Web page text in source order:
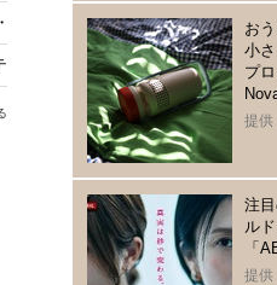
コリンズがオードリー・ヘプバーン役
、riendaから登場 パーカー・バッ
お
小
プ
提供
注
ル
「
提供